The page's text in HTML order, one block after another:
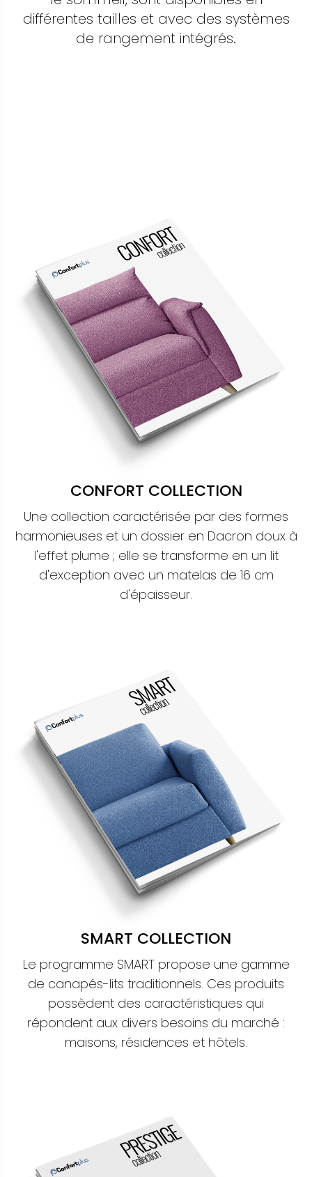
différentes tailles et avec des systèmes
de rangement intégrés.
CONFORT COLLECTION
Une collection caractérisée par des formes
harmonieuses et un dossier en Dacron doux à
l'effet plume ; elle se transforme en un lit
d'exception avec un matelas de 16 cm
d'épaisseur.
SMART COLLECTION
Le programme SMART propose une gamme
de canapés-lits traditionnels. Ces produits
possèdent des caractéristiques qui
répondent aux divers besoins du marché :
maisons, résidences et hôtels.